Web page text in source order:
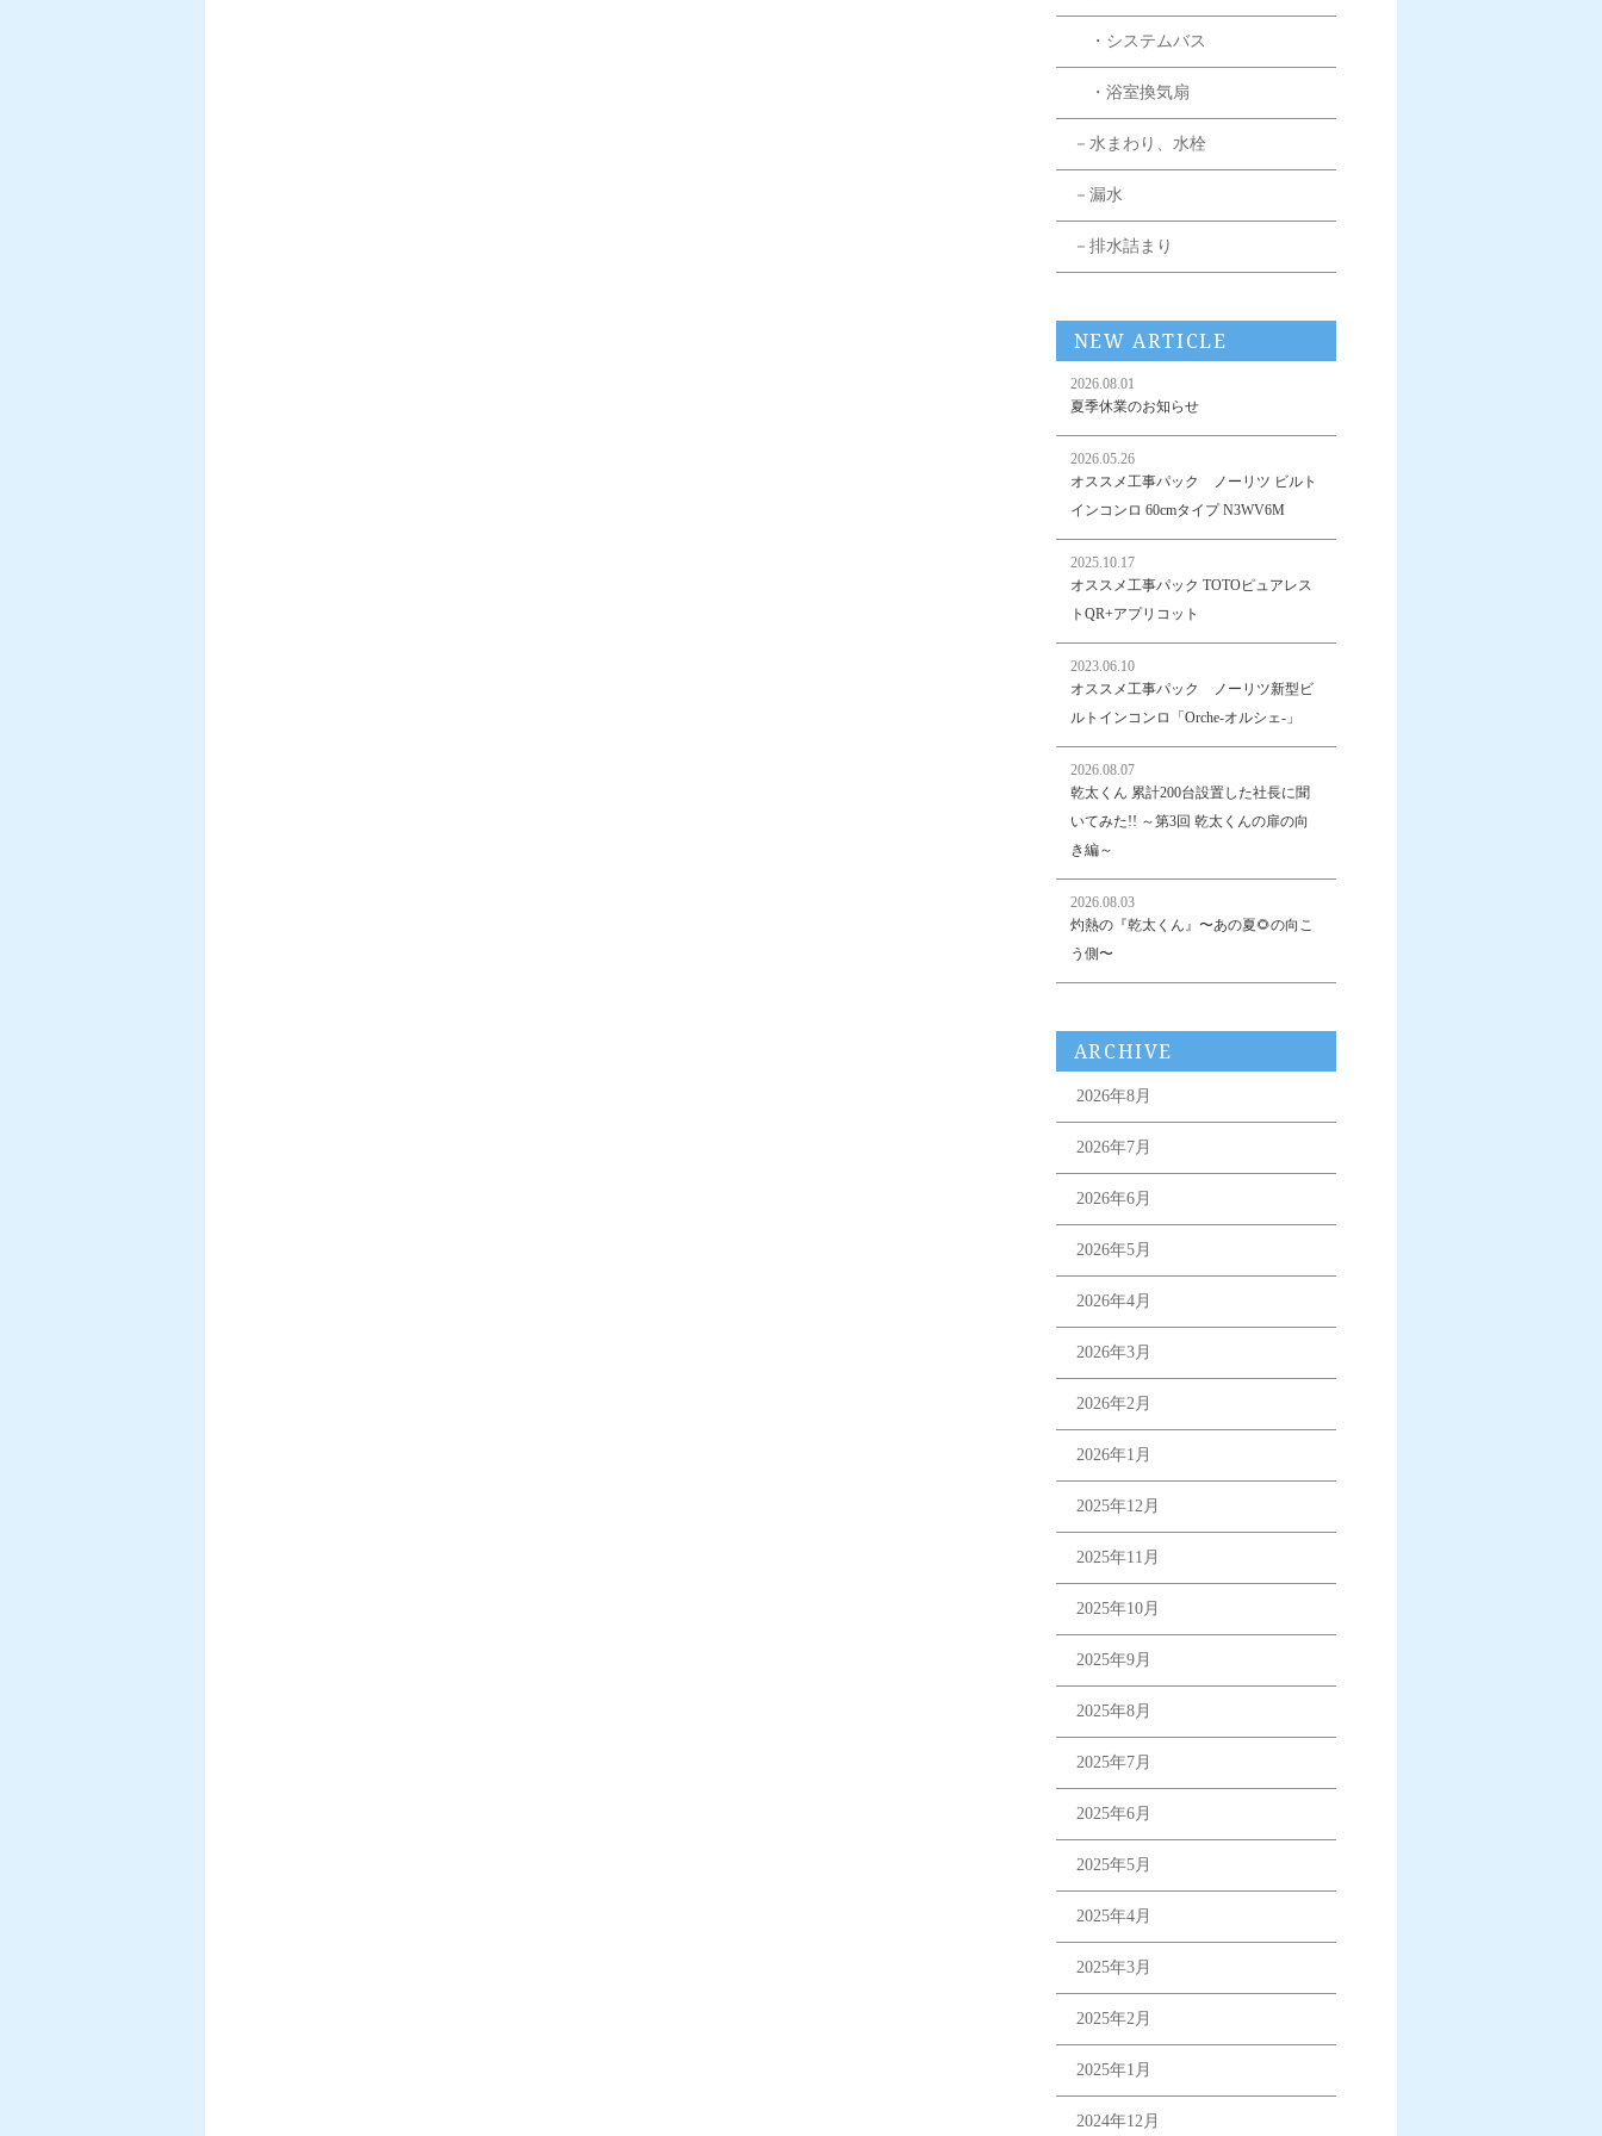
・システムバス
・浴室換気扇
－水まわり、水栓
－漏水
－排水詰まり
NEW ARTICLE
2026.08.01
夏季休業のお知らせ
2026.05.26
オススメ工事パック ノーリツ ビルト
インコンロ 60cmタイプ N3WV6M
2025.10.17
オススメ工事パック TOTOピュアレス
トQR+アプリコット
2023.06.10
オススメ工事パック ノーリツ新型ビ
ルトインコンロ「Orche-オルシェ-」
2026.08.07
乾太くん 累計200台設置した社長に聞
いてみた!! ～第3回 乾太くんの扉の向
き編～
2026.08.03
灼熱の『乾太くん』〜あの夏🌻の向こ
う側〜
ARCHIVE
2026年8月
2026年7月
2026年6月
2026年5月
2026年4月
2026年3月
2026年2月
2026年1月
2025年12月
2025年11月
2025年10月
2025年9月
2025年8月
2025年7月
2025年6月
2025年5月
2025年4月
2025年3月
2025年2月
2025年1月
2024年12月